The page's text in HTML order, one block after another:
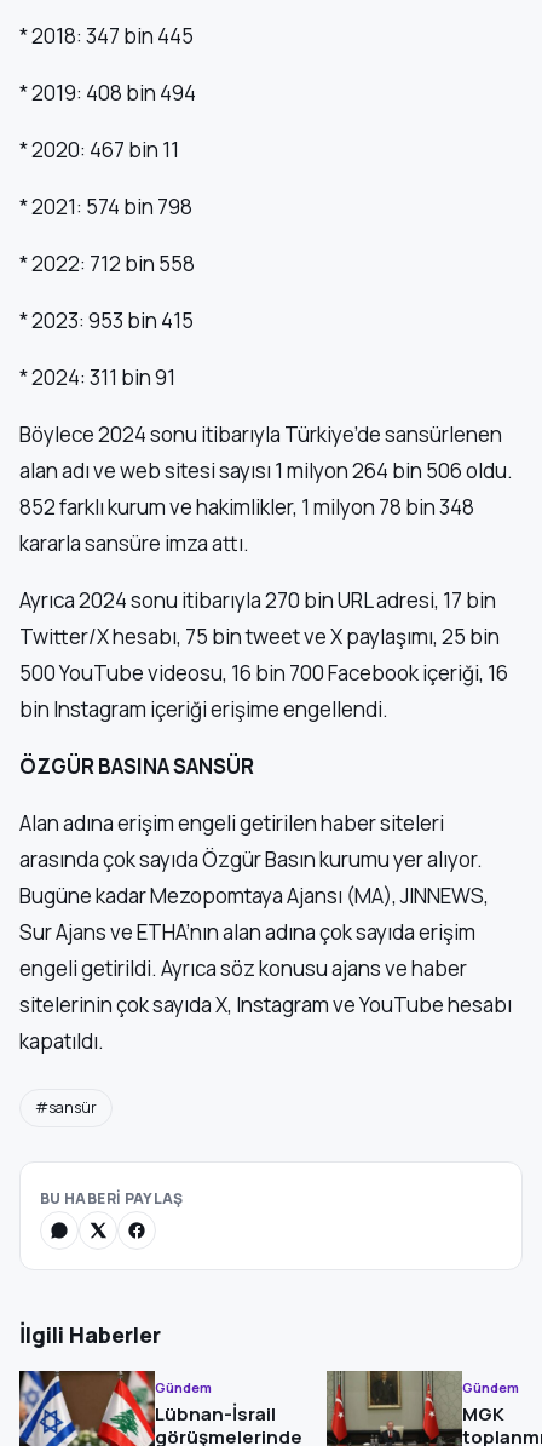
* 2018: 347 bin 445
* 2019: 408 bin 494
* 2020: 467 bin 11
* 2021: 574 bin 798
* 2022: 712 bin 558
* 2023: 953 bin 415
* 2024: 311 bin 91
Böylece 2024 sonu itibarıyla Türkiye’de sansürlenen
alan adı ve web sitesi sayısı 1 milyon 264 bin 506 oldu.
852 farklı kurum ve hakimlikler, 1 milyon 78 bin 348
kararla sansüre imza attı.
Ayrıca 2024 sonu itibarıyla 270 bin URL adresi, 17 bin
Twitter/X hesabı, 75 bin tweet ve X paylaşımı, 25 bin
500 YouTube videosu, 16 bin 700 Facebook içeriği, 16
bin Instagram içeriği erişime engellendi.
ÖZGÜR BASINA SANSÜR
Alan adına erişim engeli getirilen haber siteleri
arasında çok sayıda Özgür Basın kurumu yer alıyor.
Bugüne kadar Mezopomtaya Ajansı (MA), JINNEWS,
Sur Ajans ve ETHA’nın alan adına çok sayıda erişim
engeli getirildi. Ayrıca söz konusu ajans ve haber
sitelerinin çok sayıda X, Instagram ve YouTube hesabı
kapatıldı.
#sansür
BU HABERİ PAYLAŞ
İlgili Haberler
Gündem
Lübnan-İsrail
görüşmelerinde
Gündem
MGK